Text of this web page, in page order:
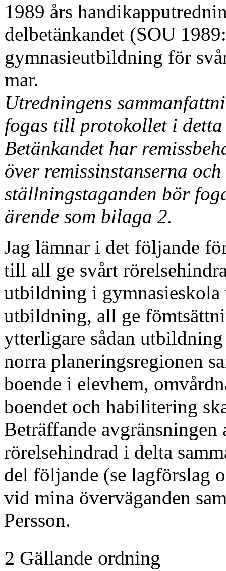
1989 års
delbetänkandet (SOU
gymnasieutbildning för
mar.
Utredningens
fogas till protokollet i
Betänkandet har
över remissinstan­serna
ställningstaganden bör
ärende som bilaga 2.
Jag lämnar i det följande
till all ge svårt
utbildning i gymnasieskola
utbildning, all ge
ytterligare sådan
norra planeringsregionen
boende i elevhem,
boendet och habilitering
Beträffande avgränsningen
rörelsehindrad i delta
del följande (se lagförslag
vid mina överväganden
Persson.
2 Gällande ordning